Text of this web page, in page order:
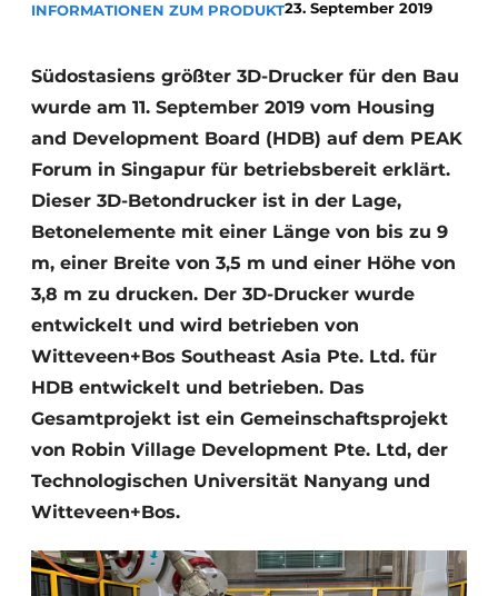
Ein Stellenangebot registrieren
Videos
INFORMATIONEN ZUM PRODUKT23. September 2019
Südostasiens größter 3D-Drucker für den Bau
wurde am 11. September 2019 vom Housing
and Development Board (HDB) auf dem PEAK
Forum in Singapur für betriebsbereit erklärt.
Dieser 3D-Betondrucker ist in der Lage,
Betonelemente mit einer Länge von bis zu 9
m, einer Breite von 3,5 m und einer Höhe von
3,8 m zu drucken. Der 3D-Drucker wurde
entwickelt und wird betrieben von
Witteveen+Bos Southeast Asia Pte. Ltd. für
HDB entwickelt und betrieben. Das
Gesamtprojekt ist ein Gemeinschaftsprojekt
von Robin Village Development Pte. Ltd, der
Technologischen Universität Nanyang und
Witteveen+Bos.